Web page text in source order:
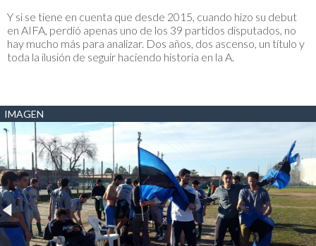
Y si se tiene en cuenta que desde 2015, cuando hizo su debut
en AIFA, perdió apenas uno de los 39 partidos disputados, no
hay mucho más para analizar. Dos años, dos ascenso, un título y
toda la ilusión de seguir haciendo historia en la A.
IMAGEN